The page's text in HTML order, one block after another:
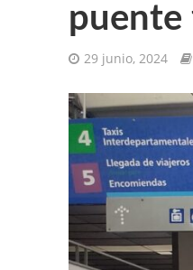
puente
29 junio, 2024